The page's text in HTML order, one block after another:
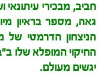
חביב, מבכירי
גאה, מספר בראיון
הניצחון הדרמטי
החיקוי המופלא שלו
יגשים מעולם.